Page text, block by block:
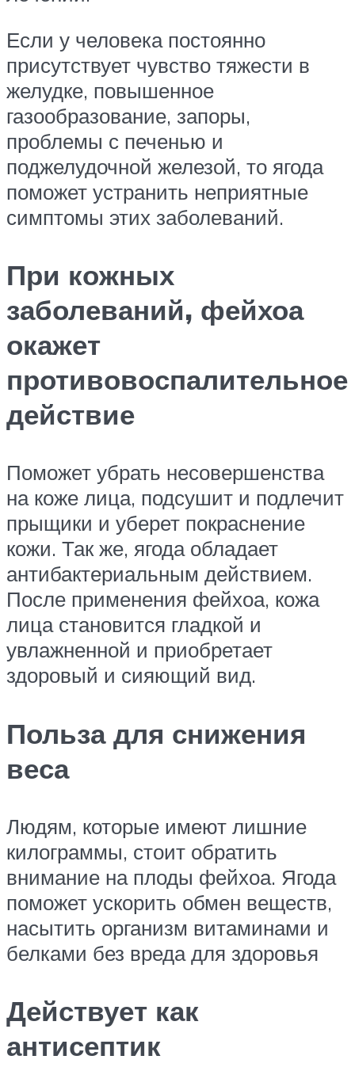
Если у человека постоянно
присутствует чувство тяжести в
желудке, повышенное
газообразование, запоры,
проблемы с печенью и
поджелудочной железой, то ягода
поможет устранить неприятные
симптомы этих заболеваний.
При кожных
заболеваний, фейхоа
окажет
противовоспалительное
действие
Поможет убрать несовершенства
на коже лица, подсушит и подлечит
прыщики и уберет покраснение
кожи. Так же, ягода обладает
антибактериальным действием.
После применения фейхоа, кожа
лица становится гладкой и
увлажненной и приобретает
здоровый и сияющий вид.
Польза для снижения
веса
Людям, которые имеют лишние
килограммы, стоит обратить
внимание на плоды фейхоа. Ягода
поможет ускорить обмен веществ,
насытить организм витаминами и
белками без вреда для здоровья
Действует как
антисептик